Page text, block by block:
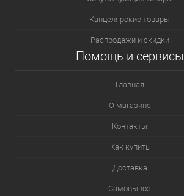
Канцелярские товары
Распродажи и скидки
Помощь и сервисы
Главная
О магазине
Контакты
Как купить
Доставка
Самовывоз